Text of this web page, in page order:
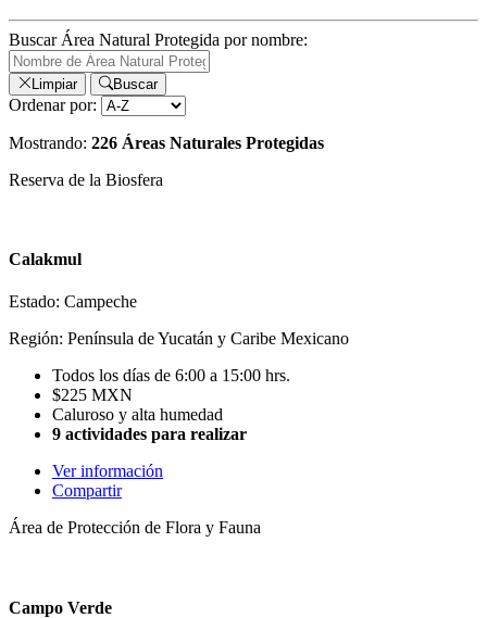
Buscar Área Natural Protegida por nombre:
Limpiar Buscar
Ordenar por:
Mostrando: 226 Áreas Naturales Protegidas
Reserva de la Biosfera
Calakmul
Estado: Campeche
Región: Península de Yucatán y Caribe Mexicano
Todos los días de 6:00 a 15:00 hrs.
$225 MXN
Caluroso y alta humedad
9 actividades para realizar
Ver información
Compartir
Área de Protección de Flora y Fauna
Campo Verde